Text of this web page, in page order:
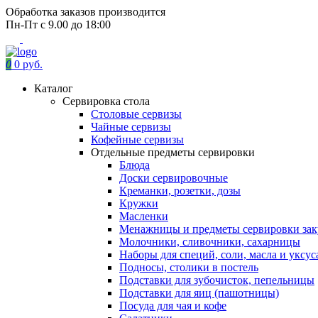
Обработка заказов производится
Пн-Пт с 9.00 до 18:00
0 0 руб.
Каталог
Сервировка стола
Столовые сервизы
Чайные сервизы
Кофейные сервизы
Отдельные предметы сервировки
Блюда
Доски сервировочные
Креманки, розетки, дозы
Кружки
Масленки
Менажницы и предметы сервировки
Молочники, сливочники, сахарницы
Наборы для специй, соли, масла и
Подносы, столики в постель
Подставки для зубочисток, пепельницы
Подставки для яиц (пашотницы)
Посуда для чая и кофе